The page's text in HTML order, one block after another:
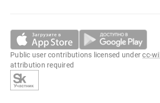
Public user contributions licensed undercc-
attribution required